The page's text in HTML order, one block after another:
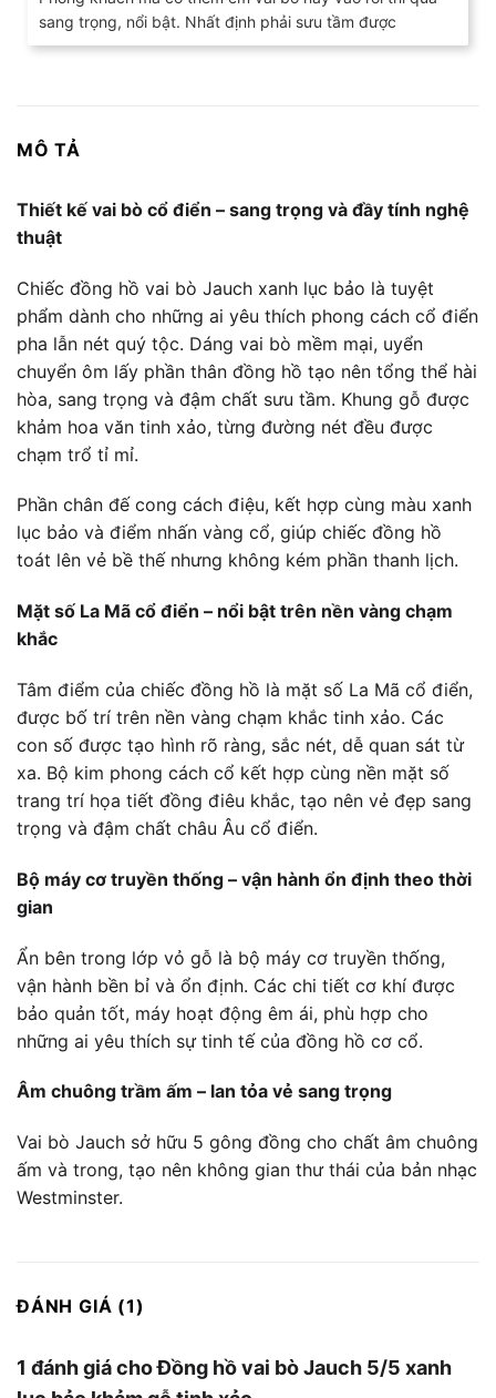
sang trọng, nổi bật. Nhất định phải sưu tầm được
MÔ TẢ
Thiết kế vai bò cổ điển – sang trọng và đầy tính nghệ
thuật
Chiếc đồng hồ vai bò Jauch xanh lục bảo là tuyệt
phẩm dành cho những ai yêu thích phong cách cổ điển
pha lẫn nét quý tộc. Dáng vai bò mềm mại, uyển
chuyển ôm lấy phần thân đồng hồ tạo nên tổng thể hài
hòa, sang trọng và đậm chất sưu tầm. Khung gỗ được
khảm hoa văn tinh xảo, từng đường nét đều được
chạm trổ tỉ mỉ.
Phần chân đế cong cách điệu, kết hợp cùng màu xanh
lục bảo và điểm nhấn vàng cổ, giúp chiếc đồng hồ
toát lên vẻ bề thế nhưng không kém phần thanh lịch.
Mặt số La Mã cổ điển – nổi bật trên nền vàng chạm
khắc
Tâm điểm của chiếc đồng hồ là mặt số La Mã cổ điển,
được bố trí trên nền vàng chạm khắc tinh xảo. Các
con số được tạo hình rõ ràng, sắc nét, dễ quan sát từ
xa. Bộ kim phong cách cổ kết hợp cùng nền mặt số
trang trí họa tiết đồng điêu khắc, tạo nên vẻ đẹp sang
trọng và đậm chất châu Âu cổ điển.
Bộ máy cơ truyền thống – vận hành ổn định theo thời
gian
Ẩn bên trong lớp vỏ gỗ là bộ máy cơ truyền thống,
vận hành bền bỉ và ổn định. Các chi tiết cơ khí được
bảo quản tốt, máy hoạt động êm ái, phù hợp cho
những ai yêu thích sự tinh tế của đồng hồ cơ cổ.
Âm chuông trầm ấm – lan tỏa vẻ sang trọng
Vai bò Jauch sở hữu 5 gông đồng cho chất âm chuông
ấm và trong, tạo nên không gian thư thái của bản nhạc
Westminster.
ĐÁNH GIÁ (1)
1 đánh giá choĐồng hồ vai bò Jauch 5/5 xanh